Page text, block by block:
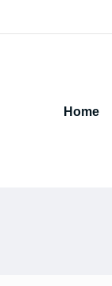
Home